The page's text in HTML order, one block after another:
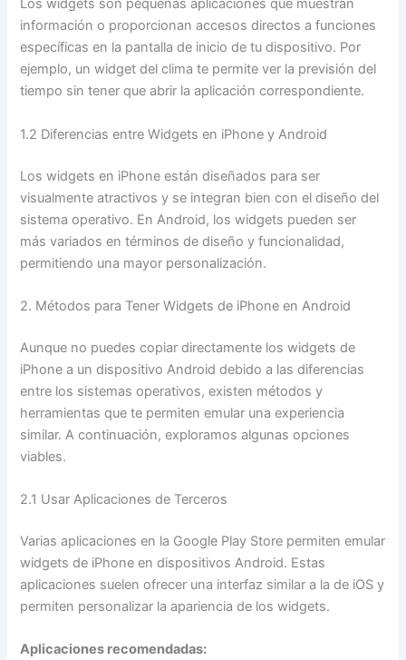
Los widgets son pequeñas aplicaciones que muestran
información o proporcionan accesos directos a funciones
específicas en la pantalla de inicio de tu dispositivo. Por
ejemplo, un widget del clima te permite ver la previsión del
tiempo sin tener que abrir la aplicación correspondiente.
1.2 Diferencias entre Widgets en iPhone y Android
Los widgets en iPhone están diseñados para ser
visualmente atractivos y se integran bien con el diseño del
sistema operativo. En Android, los widgets pueden ser
más variados en términos de diseño y funcionalidad,
permitiendo una mayor personalización.
2. Métodos para Tener Widgets de iPhone en Android
Aunque no puedes copiar directamente los widgets de
iPhone a un dispositivo Android debido a las diferencias
entre los sistemas operativos, existen métodos y
herramientas que te permiten emular una experiencia
similar. A continuación, exploramos algunas opciones
viables.
2.1 Usar Aplicaciones de Terceros
Varias aplicaciones en la Google Play Store permiten emular
widgets de iPhone en dispositivos Android. Estas
aplicaciones suelen ofrecer una interfaz similar a la de iOS y
permiten personalizar la apariencia de los widgets.
Aplicaciones recomendadas: